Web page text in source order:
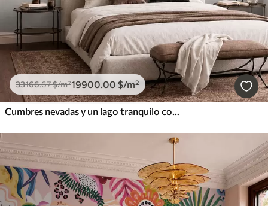
33166.67$/m²19900.00 $/m²
Cumbres nevadas y un lago tranquilo con un reflejo como un espejo